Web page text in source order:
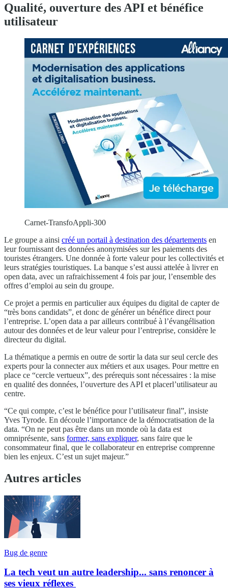
Qualité, ouverture des API et bénéfice
utilisateur
Carnet-TransfoAppli-300
Le groupe a ainsi créé un portail à destination des départements en
leur fournissant des données anonymisées sur les paiements des
touristes étrangers. Une donnée à forte valeur pour les collectivités et
leurs stratégies touristiques. La banque s’est aussi attelée à livrer en
open data, avec un rafraichissement 4 fois par jour, l’ensemble des
offres d’emploi au sein du groupe.
Ce projet a permis en particulier aux équipes du digital de capter de
“très bons candidats”, et donc de générer un bénéfice direct pour
l’entreprise. L’open data a par ailleurs contribué à l’évangélisation
autour des données et de leur valeur pour l’entreprise, considère le
directeur du digital.
La thématique a permis en outre de sortir la data sur seul cercle des
experts pour la connecter aux métiers et aux usages. Pour mettre en
place ce “cercle vertueux”, des prérequis sont nécessaires : la mise
en qualité des données, l’ouverture des API et placerl’utilisateur au
centre.
“Ce qui compte, c’est le bénéfice pour l’utilisateur final”, insiste
Yves Tyrode. En découle l’importance de la démocratisation de la
data. “On ne peut pas être dans un monde où la data est
omniprésente, sans former, sans expliquer, sans faire que le
consommateur final, que le collaborateur en entreprise comprenne
bien les enjeux. C’est un sujet majeur.”
Autres articles
Bug de genre
La tech veut un autre leadership... sans renoncer à
ses vieux réflexes